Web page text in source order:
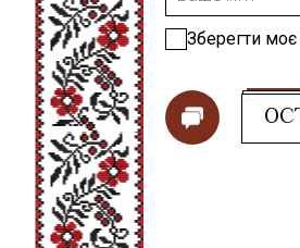
Зберегти моє